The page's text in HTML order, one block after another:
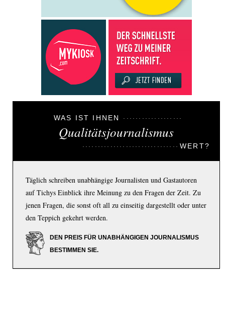
WAS IST IHNEN
Qualitätsjournalismus
WERT?
Täglich schreiben unabhängige Journalisten und Gastautoren
auf Tichys Einblick ihre Meinung zu den Fragen der Zeit. Zu
jenen Fragen, die sonst oft all zu einseitig dargestellt oder unter
den Teppich gekehrt werden.
DEN PREIS FÜR UNABHÄNGIGEN JOURNALISMUS
BESTIMMEN SIE.